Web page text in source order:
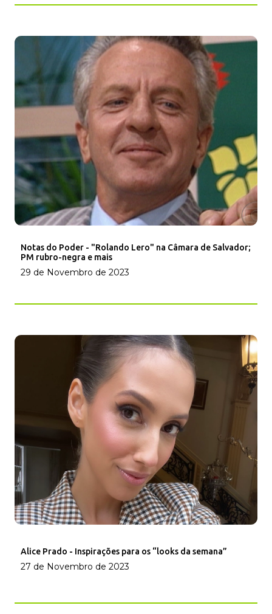
Notas do Poder - "Rolando Lero" na Câmara de Salvador;
PM rubro-negra e mais
29 de Novembro de 2023
Alice Prado - Inspirações para os “looks da semana”
27 de Novembro de 2023